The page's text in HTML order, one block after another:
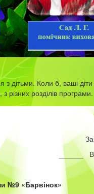
дітьми. Коли б, ваші діти
різних розділів програми.
______
№9 «Барвінок»